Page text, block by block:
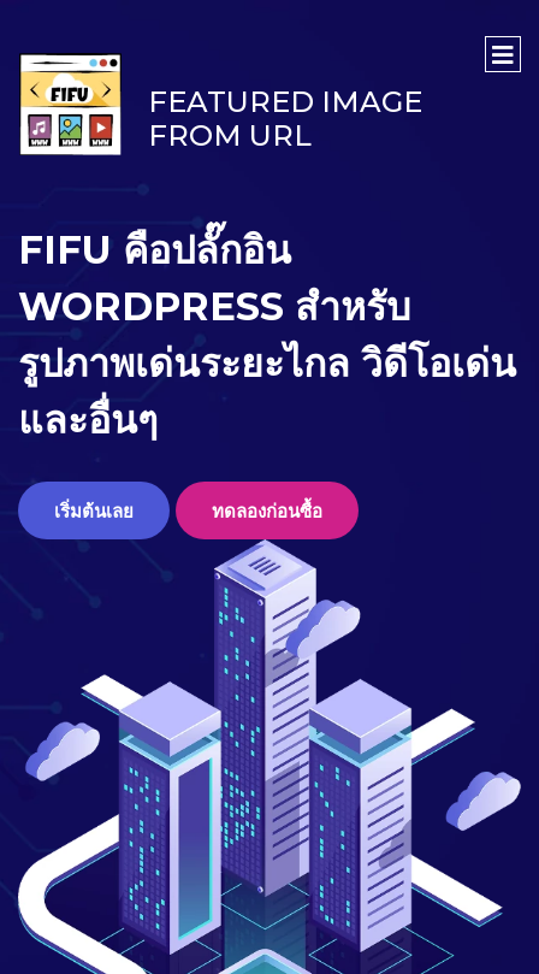
FEATURED IMAGE
FROM URL
FIFU คือปลั๊กอิน
WORDPRESS สำหรับ
รูปภาพเด่นระยะไกล วิดีโอเด่น
และอื่นๆ
เริ่มต้นเลย ทดลองก่อนซื้อ